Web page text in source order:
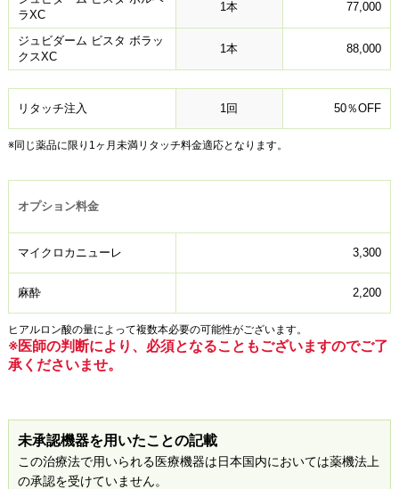
ラXC
1本 77,000
ジュビダーム ビスタ ボラッ
クスXC
1本 88,000
リタッチ注入 1回 50％OFF
※同じ薬品に限り1ヶ月未満リタッチ料金適応となります。
オプション料金
マイクロカニューレ 3,300
麻酔 2,200
ヒアルロン酸の量によって複数本必要の可能性がございます。
※医師の判断により、必須となることもございますのでご了
承くださいませ。
未承認機器を用いたことの記載
この治療法で用いられる医療機器は日本国内においては薬機法上
の承認を受けていません。